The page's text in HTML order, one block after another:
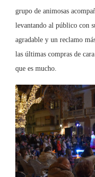
grupo de animosas
levantando al público con
agradable y un reclamo
las últimas compras de
que es mucho.